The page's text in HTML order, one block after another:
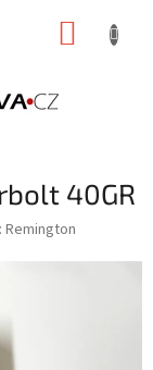
40GR
Remington